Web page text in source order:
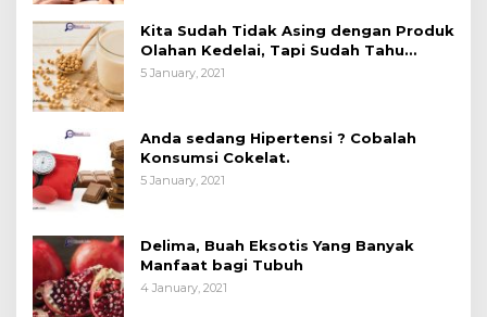
Kita Sudah Tidak Asing dengan Produk
Olahan Kedelai, Tapi Sudah Tahu
Manfaatnya untuk Kesehatan?
5 January, 2021
Anda sedang Hipertensi ? Cobalah
Konsumsi Cokelat.
5 January, 2021
Delima, Buah Eksotis Yang Banyak
Manfaat bagi Tubuh
4 January, 2021